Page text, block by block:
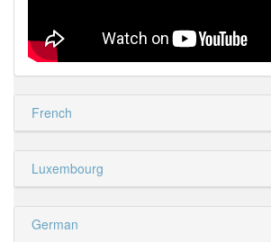
French
Luxembourg
German